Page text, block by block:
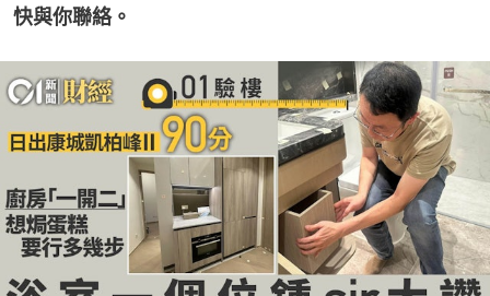
快與你聯絡。